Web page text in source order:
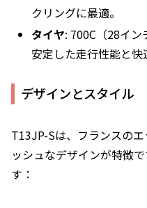
クリングに最適。
タイヤ: 700C（28イ
安定した走行性能と快
デザインとスタイル
T13JP-Sは、フランスの
ッシュなデザインが特徴
す：